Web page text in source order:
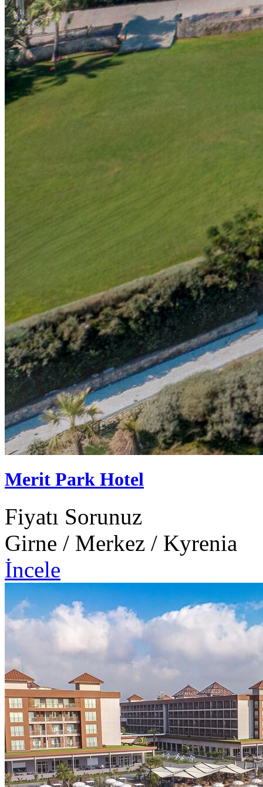
Merit Park Hotel
Fiyatı Sorunuz
Girne / Merkez / Kyrenia
İncele